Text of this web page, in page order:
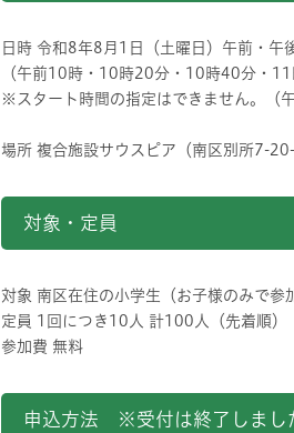
日時 令和8年8月1日（土曜日）午前・
（午前10時・10時20分・10時40分・
※スタート時間の指定はできません。（
場所 複合施設サウスピア（南区別所7-20-
対象・定員
対象 南区在住の小学生（お子様のみで参
定員 1回につき10人 計100人（先着順）
参加費 無料
申込方法 ※受付は終了しまし